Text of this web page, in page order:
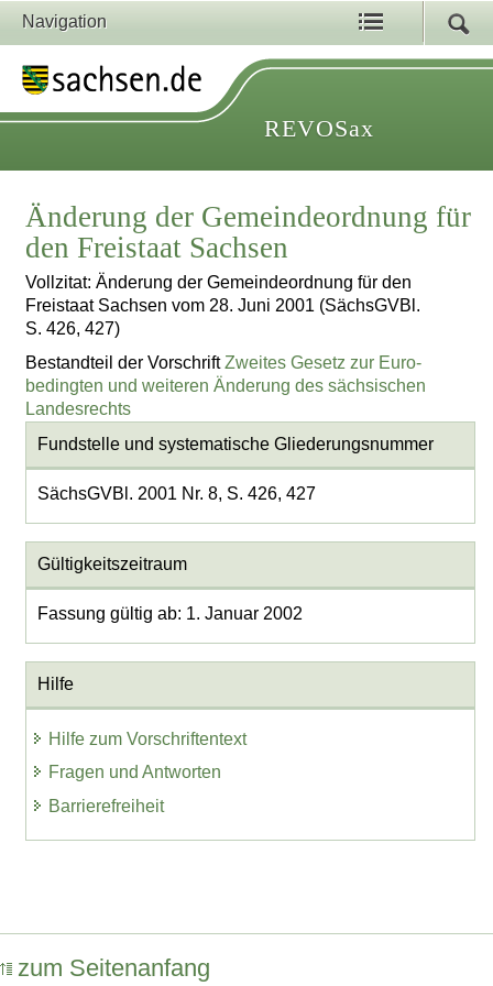
Navigation
REVOSax
Änderung der Gemeindeordnung für
den Freistaat Sachsen
Vollzitat: Änderung der Gemeindeordnung für den
Freistaat Sachsen vom 28. Juni 2001 (SächsGVBl.
S. 426, 427)
Bestandteil der VorschriftZweites Gesetz zur Euro-
bedingten und weiteren Änderung des sächsischen
Landesrechts
Fundstelle und systematische Gliederungsnummer
SächsGVBl. 2001 Nr. 8, S. 426, 427
Gültigkeitszeitraum
Fassung gültig ab: 1. Januar 2002
Hilfe
Hilfe zum Vorschriftentext
Fragen und Antworten
Barrierefreiheit
zum Seitenanfang